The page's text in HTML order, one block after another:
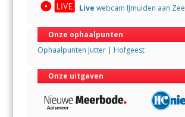
Live webcam IJmuiden aan Zee
Onze ophaalpunten
Ophaalpunten Jutter | Hofgeest
Onze uitgaven